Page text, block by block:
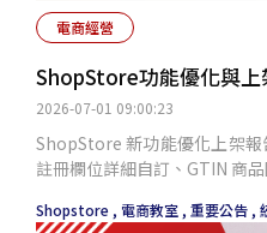
電商經營
2026-07-01 09:00:23
ShopStore功能優化與上
ShopStore 新功能優化上架
註冊欄位詳細自訂、GTIN 商
之購物金。
Shopstore , 電商教室 , 重要公告 ,